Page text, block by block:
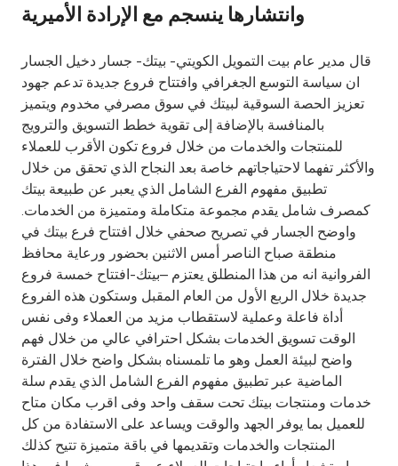
Contact us
Branch & ATM locator
Germany
Malaysia
Turkey
Egypt
UK
Kingdom of Bahrain
وانتشارها ينسجم مع الإرادة الأميرية
قال مدير عام بيت التمويل الكويتي- بيتك- جسار دخيل الجسار
ان سياسة التوسع الجغرافي وافتتاح فروع جديدة تدعم جهود
تعزيز الحصة السوقية لبيتك في سوق مصرفي مخدوم ويتميز
بالمنافسة بالإضافة إلى تقوية خطط التسويق والترويج
للمنتجات والخدمات من خلال فروع تكون الأقرب للعملاء
والأكثر تفهما لاحتياجاتهم خاصة بعد النجاح الذي تحقق من خلال
تطبيق مفهوم الفرع الشامل الذي يعبر عن طبيعة بيتك
كمصرف شامل يقدم مجموعة متكاملة ومتميزة من الخدمات.
واوضح الجسار في تصريح صحفي خلال افتتاح فرع بيتك في
منطقة صباح الناصر أمس الاثنين بحضور ورعاية محافظ
الفروانية انه من هذا المنطلق يعتزم –بيتك-افتتاح خمسة فروع
جديدة خلال الربع الأول من العام المقبل وستكون هذه الفروع
أداة فاعلة وعملية لاستقطاب مزيد من العملاء وفى نفس
الوقت تسويق الخدمات بشكل احترافي عالي من خلال فهم
واضح لبيئة العمل وهو ما تلمسناه بشكل واضح خلال الفترة
الماضية عبر تطبيق مفهوم الفرع الشامل الذي يقدم سلة
خدمات ومنتجات بيتك تحت سقف واحد وفى اقرب مكان متاح
للعميل بما يوفر الجهد والوقت ويساعد على الاستفادة من كل
المنتجات والخدمات وتقديمها في باقة متميزة تتيح كذلك